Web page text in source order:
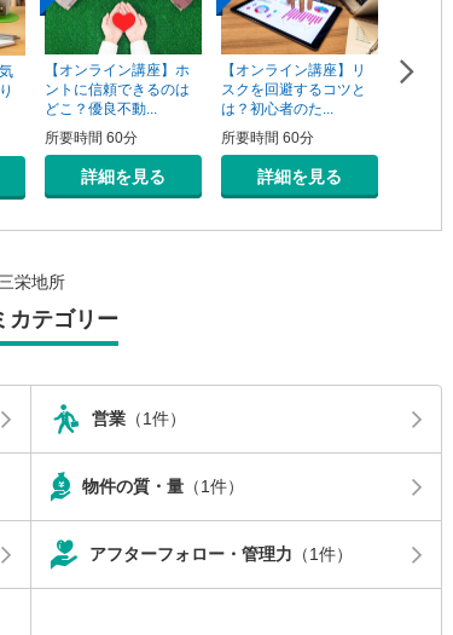
【オンライン講座】ホ
ントに信頼できるのは
どこ？優良不動...
所要時間 60分
詳細を見る
【オンライン講座】リ
スクを回避するコツと
は？初心者のた...
所要時間 60分
詳細を見る
【オン
三栄地所
カテゴリー
営業 （1件）
物件の質・量 （1件）
アフターフォロー・管理力 （1件）